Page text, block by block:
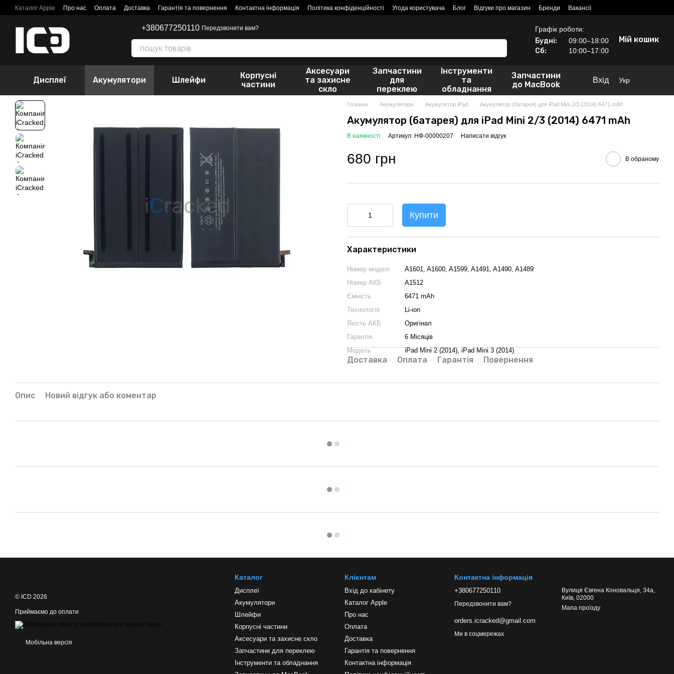
Перейти до основного контенту
Каталог Apple Про нас Оплата Доставка Гарантія та повернення Контактна інформація Політика конфіденційності Угода користувача Блог Відгуки про магазин Бренди Вакансії
+380677250110 Передзвонити вам? Графік роботи:
Будні: 09:00–18:00
Сб: 10:00–17:00
Мій кошик
Дисплеї Акумулятори Шлейфи
Корпусні
частини
Аксесуари
та захисне
скло
Запчастини
для
переклею
Інструменти
та
обладнання
Запчастини
до MacBook
Вхід Укр
Головна Акумулятори Акумулятор iPad Акумулятор (батарея) для iPad Mini 2/3 (2014) 6471 mAh
Акумулятор (батарея) для iPad Mini 2/3 (2014) 6471 mAh
В наявності Артикул: НФ-00000207 Написати відгук
680 грн В обраному
Купити
Характеристики
Номер моделі
A1601, A1600, A1599, A1491, A1490, A1489
Номер АКБ
A1512
Ємність
6471 mAh
Технологія
Li-ion
Якість АКБ
Оригінал
Гарантія
6 Місяців
Модель
iPad Mini 2 (2014), iPad Mini 3 (2014)
Доставка Оплата Гарантія Повернення
Опис Новий відгук або коментар
© ICD 2026
Приймаємо до оплати
Мобільна версія
Каталог
Дисплеї
Акумулятори
Шлейфи
Корпусні частини
Аксесуари та захисне скло
Запчастини для переклею
Інструменти та обладнання
Клієнтам
Вхід до кабінету
Каталог Apple
Про нас
Оплата
Доставка
Гарантія та повернення
Контактна інформація
Контактна інформація
+380677250110
Передзвонити вам?
orders.icracked@gmail.com
Вулиця Євгена Коновальця, 34а,
Київ, 02000
Мапа проїзду
Ми в соцмережах